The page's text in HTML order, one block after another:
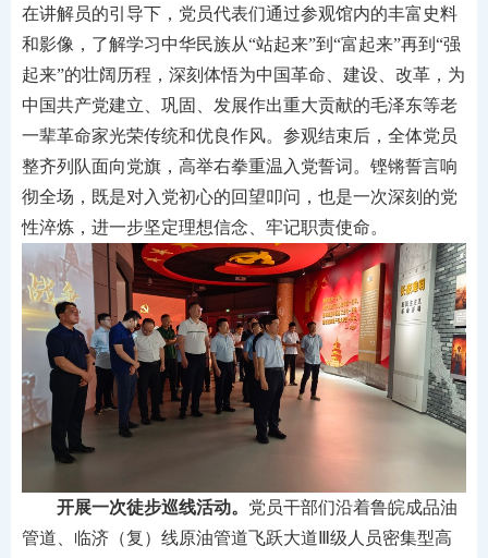
在讲解员的引导下，党员代表们通过参观馆内的丰富史料
和影像，了解学习中华民族从“站起来”到“富起来”再到“强
起来”的壮阔历程，深刻体悟为中国革命、建设、改革，为
中国共产党建立、巩固、发展作出重大贡献的毛泽东等老
一辈革命家光荣传统和优良作风。参观结束后，全体党员
整齐列队面向党旗，高举右拳重温入党誓词。铿锵誓言响
彻全场，既是对入党初心的回望叩问，也是一次深刻的党
性淬炼，进一步坚定理想信念、牢记职责使命。
开展一次徒步巡线活动。 党员干部们沿着鲁皖成品油
管道、临济（复）线原油管道飞跃大道Ⅲ级人员密集型高